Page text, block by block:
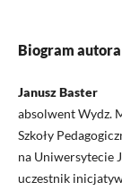
Biogram autora
Janusz Baster
absolwent Wydz.
Szkoły
na Uniwersytecie
uczestnik